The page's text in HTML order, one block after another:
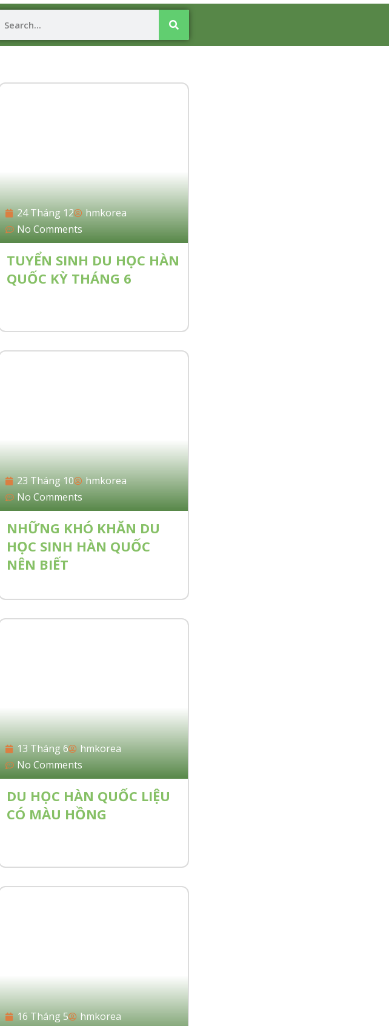
24 Tháng 12
hmkorea
No Comments
TUYỂN SINH DU HỌC HÀN
QUỐC KỲ THÁNG 6
23 Tháng 10
hmkorea
No Comments
NHỮNG KHÓ KHĂN DU
HỌC SINH HÀN QUỐC
NÊN BIẾT
13 Tháng 6
hmkorea
No Comments
DU HỌC HÀN QUỐC LIỆU
CÓ MÀU HỒNG
16 Tháng 5
hmkorea